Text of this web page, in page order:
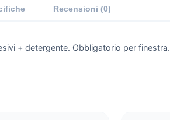
Recensioni (0)
+ detergente. Obbligatorio per finestra.